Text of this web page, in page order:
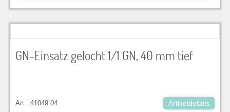
zu Warenkorb hinzugefügt.
GN-Einsatz gelocht 1/1 GN, 40 mm tief
Art.: 41049.04 Artikeldetails